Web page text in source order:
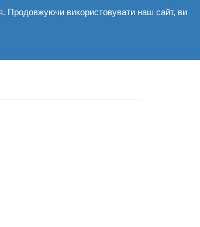
Продовжуючи використовувати наш сайт, ви
Новини Контакти